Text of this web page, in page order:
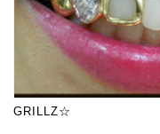
GRILLZ☆